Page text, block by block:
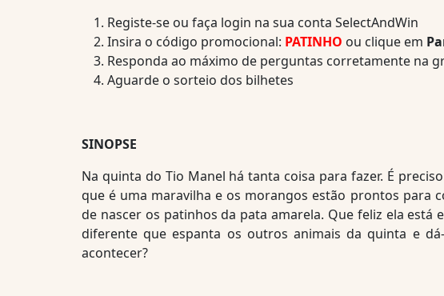
Registe-se ou faça login na sua conta SelectAndWin
Insira o código promocional: PATINHO ou clique em
Responda ao máximo de perguntas corretamente na
Aguarde o sorteio dos bilhetes
SINOPSE
Na quinta do Tio Manel há tanta coisa para fazer. É
que é uma maravilha e os morangos estão prontos para
de nascer os patinhos da pata amarela. Que feliz ela está
diferente que espanta os outros animais da quinta e
acontecer?